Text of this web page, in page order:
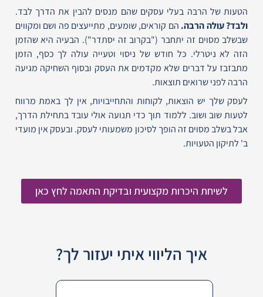
הטעות של הרבה בעלי עסקים שהם מנסים להבין את הדרך לבד.
ולבד? עולה הרבה. הם קוראים, שומעים, מתייעצים פה ושם ומקווים
שבשלב מסוים זה יתחבר ("בקרוב זה יסתדר"). הבעיה היא שהזמן
הזה לא ניטרלי. כל חודש של ניסוי וטעייה עולה לך כסף, הזמן
מתבזבז על דברים שלא מקדמים את העסק ובסוף השחיקה מגיעה
הרבה לפני שרואים תוצאות.
לעסק שלך יש הוצאות, לקוחות והתחייבויות, אין לך באמת מרווח
לטעות שוב ושוב. ללמוד תוך כדי תנועה אולי עובד בתחילת הדרך,
אבל בשלב מסוים זה הופך לסיכון משמעותי לעסק. ובעסק אין מועדי
ב' לתיקון הטעויות.
לשיחת היכרות מקצועית ובדיקת התאמה לחץ כאן
איך הליווי איתי יעזור לך?